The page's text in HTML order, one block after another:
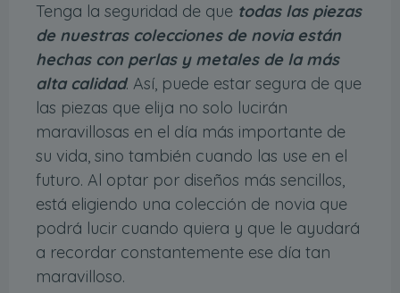
Tenga la seguridad de que todas las piezas
de nuestras colecciones de novia están
hechas con perlas y metales de la más
alta calidad. Así, puede estar segura de que
las piezas que elija no solo lucirán
maravillosas en el día más importante de
su vida, sino también cuando las use en el
futuro. Al optar por diseños más sencillos,
está eligiendo una colección de novia que
podrá lucir cuando quiera y que le ayudará
a recordar constantemente ese día tan
maravilloso.